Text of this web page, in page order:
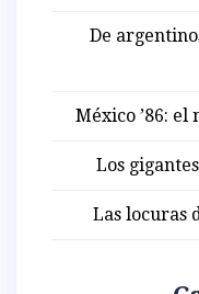
De
México ’86:
Los
Las locuras